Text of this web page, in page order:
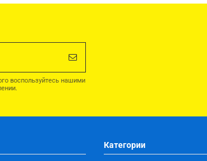
воспользуйтесь нашими
Категории